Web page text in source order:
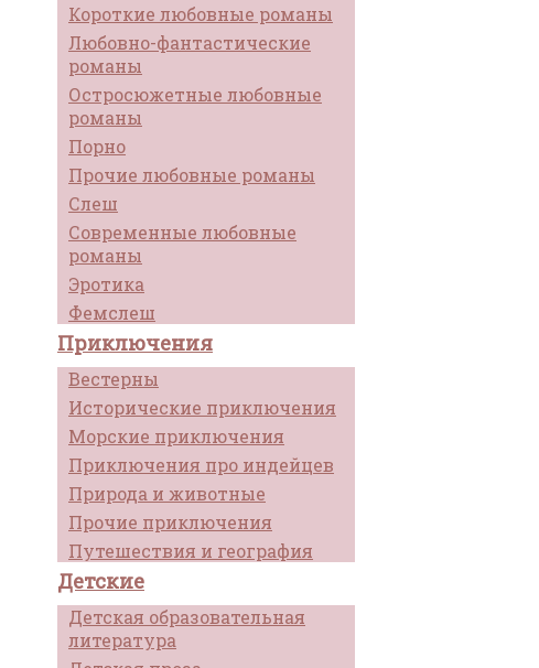
Короткие любовные романы
Любовно-фантастические
романы
Остросюжетные любовные
романы
Порно
Прочие любовные романы
Слеш
Современные любовные
романы
Эротика
Фемслеш
Приключения
Вестерны
Исторические приключения
Морские приключения
Приключения про индейцев
Природа и животные
Прочие приключения
Путешествия и география
Детские
Детская образовательная
литература